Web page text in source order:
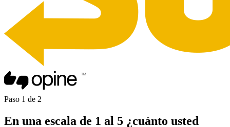
Paso 1 de 2
En una escala de 1 al 5 ¿cuánto usted